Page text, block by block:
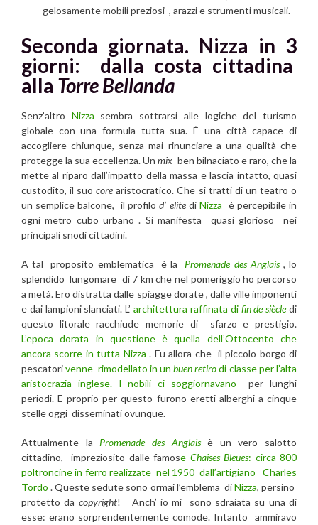
gelosamente mobili preziosi , arazzi e strumenti musicali.
Seconda giornata. Nizza in 3
giorni: dalla costa cittadina
alla Torre Bellanda
Senz’altro Nizza sembra sottrarsi alle logiche del turismo
globale con una formula tutta sua. È una città capace di
accogliere chiunque, senza mai rinunciare a una qualità che
protegge la sua eccellenza. Unmix ben bilnaciato e raro, che la
mette al riparo dall’impatto della massa e lascia intatto, quasi
custodito, il suocorearistocratico. Che si tratti di un teatro o
un semplice balcone, il profilod’ elitediNizza è percepibile in
ogni metro cubo urbano . Si manifesta quasi glorioso nei
principali snodi cittadini.
A tal proposito emblematica è la Promenade des Anglais, lo
splendido lungomare di 7 km che nel pomeriggio ho percorso
a metà. Ero distratta dalle spiagge dorate , dalle ville imponenti
e dai lampioni slanciati. L’architettura raffinata di fin de siècledi
questo litorale racchiude memorie di sfarzo e prestigio.
L’epoca dorata in questione è quella dell’Ottocento che
ancora scorre in tutta Nizza . Fu allora che il piccolo borgo di
pescatorivenne rimodellato in unbuen retirodi classe per l’alta
aristocrazia inglese. I nobili ci soggiornavano
per lunghi
periodi. E proprio per questo furono eretti alberghi a cinque
stelle oggi disseminati ovunque.
Attualmente la Promenade des Anglaisè un vero salotto
cittadino, impreziosito dalle famose Chaises Bleues: circa 800
poltroncine in ferro realizzate nel 1950 dall’artigiano
Charles
Tordo . Queste sedute sono ormai l’emblema diNizza, persino
protetto da copyright! Anch’ io mi sono sdraiata su una di
esse: erano sorprendentemente comode. Intanto ammiravo